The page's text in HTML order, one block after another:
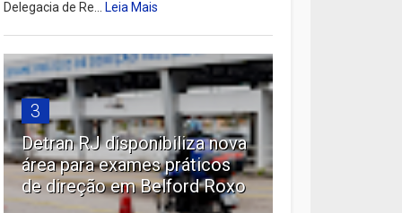
Delegacia de Re...Leia Mais
3
Detran RJ disponibiliza nova
área para exames práticos
de direção em Belford Roxo